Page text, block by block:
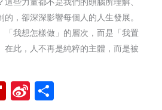
，卻深深影響每個人的人生發展。
「我想怎樣做」的層次，而是「我置
在此，人不再是純粹的主體，而是被
Flipboard
Sina